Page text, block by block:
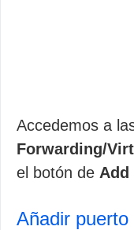
Accedemos a
Forwarding/
el botón de
Añadir puerto